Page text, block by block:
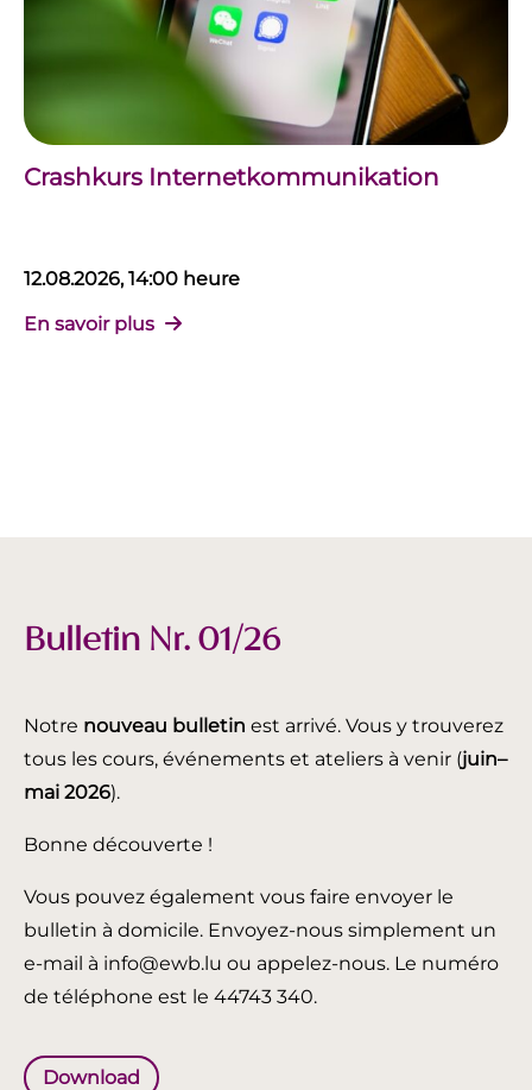
Crashkurs Internetkommunikation
12.08.2026, 14:00 heure
En savoir plus
Bulletin Nr. 01/26
Notre nouveau bulletin est arrivé. Vous y trouverez
tous les cours, événements et ateliers à venir (juin–
mai 2026).
Bonne découverte !
Vous pouvez également vous faire envoyer le
bulletin à domicile. Envoyez-nous simplement un
e-mail à info@ewb.lu ou appelez-nous. Le numéro
de téléphone est le 44743 340.
Download